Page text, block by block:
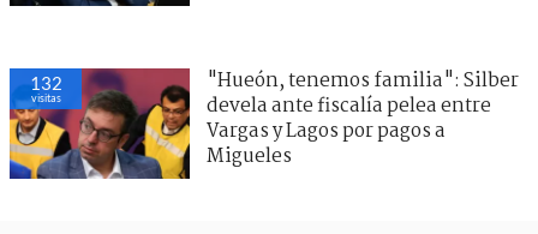
132
visitas
"Hueón, tenemos familia": Silber
devela ante fiscalía pelea entre
Vargas y Lagos por pagos a
Migueles